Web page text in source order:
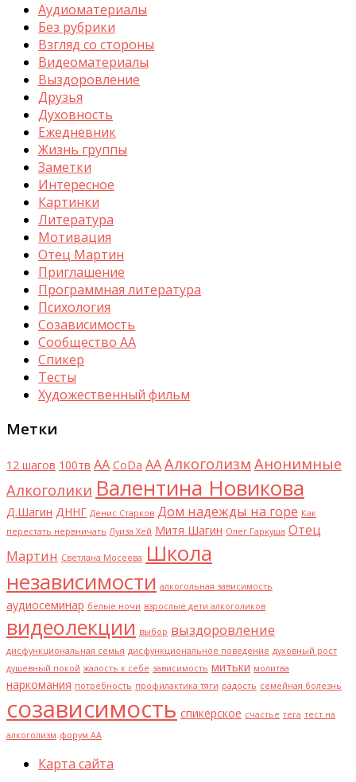
Аудиоматериалы
Без рубрики
Взгляд со стороны
Видеоматериалы
Выздоровление
Друзья
Духовность
Ежедневник
Жизнь группы
Заметки
Интересное
Картинки
Литература
Мотивация
Отец Мартин
Приглашение
Программная литература
Психология
Созависимость
Сообщество АА
Спикер
Тесты
Художественный фильм
Метки
12 шагов 100тв AA CoDa АААлкоголизм Анонимные
Алкоголики Валентина Новикова
Д.Шагин ДННГ Денис Старков Дом надежды на горе Как
перестать нервничать Луиза Хей Митя Шагин Олег Гаркуша Отец
Мартин Светлана Мосеева Школа
независимости алкогольная зависимость
аудиосеминар белые ночи взрослые дети алкоголиков
видеолекции выбор выздоровление
дисфункциональная семья дисфункциональное поведение духовный рост
душевный покой жалость к себе зависимость митьки молитва
наркомания потребность профилактика тяги радость семейная болезнь
созависимость спикерское счастье тега тест на
алкоголизм форум АА
Карта сайта